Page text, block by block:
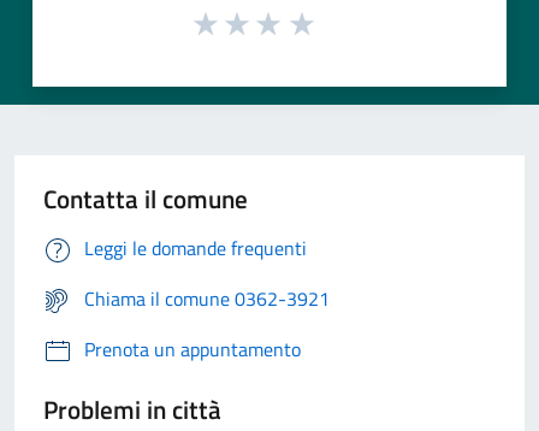
Contatta il comune
Leggi le domande frequenti
Chiama il comune 0362-3921
Prenota un appuntamento
Problemi in città